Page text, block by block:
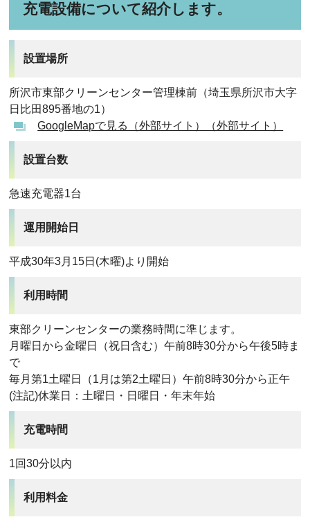
充電設備について紹介します。
設置場所
所沢市東部クリーンセンター管理棟前（埼玉県所沢市大字
日比田895番地の1）
GoogleMapで見る（外部サイト）（外部サイト）
設置台数
急速充電器1台
運用開始日
平成30年3月15日(木曜)より開始
利用時間
東部クリーンセンターの業務時間に準じます。
月曜日から金曜日（祝日含む）午前8時30分から午後5時ま
で
毎月第1土曜日（1月は第2土曜日）午前8時30分から正午
(注記)休業日：土曜日・日曜日・年末年始
充電時間
1回30分以内
利用料金